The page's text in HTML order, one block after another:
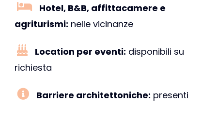
Hotel, B&B, affittacamere e
agriturismi: nelle vicinanze
Location per eventi: disponibili su
richiesta
Barriere architettoniche: presenti